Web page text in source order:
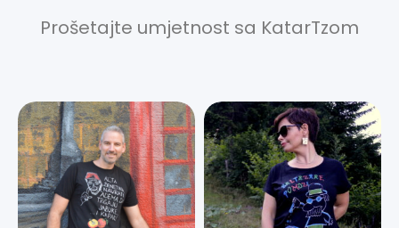
Prošetajte umjetnost sa KatarTzom